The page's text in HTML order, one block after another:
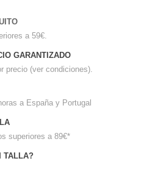
a 59€.
GARANTIZADO
precio (ver condiciones).
a España y Portugal
superiores a 89€*
TALLA?